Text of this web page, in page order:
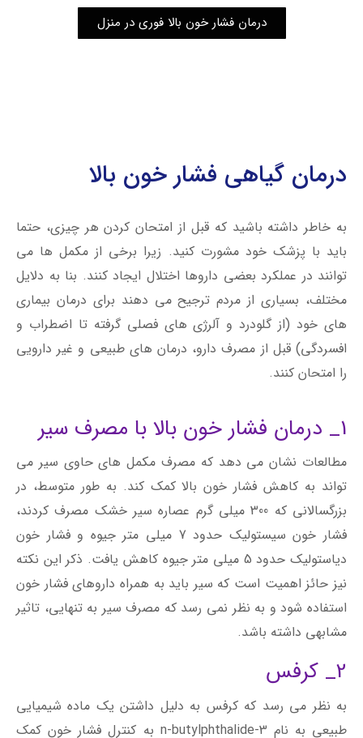
درمان فشار خون بالا فوری در منزل
درمان گیاهی فشار خون بالا
به خاطر داشته باشید که قبل از امتحان کردن هر چیزی، حتما
باید با پزشک خود مشورت کنید. زیرا برخی از مکمل ها می
توانند در عملکرد بعضی داروها اختلال ایجاد کنند. بنا به دلایل
مختلف، بسیاری از مردم ترجیح می دهند برای درمان بیماری
های خود (از گلودرد و آلرژی های فصلی گرفته تا اضطراب و
افسردگی) قبل از مصرف دارو، درمان های طبیعی و غیر دارویی
را امتحان کنند.
1_ درمان فشار خون بالا با مصرف سیر
مطالعات نشان می دهد که مصرف مکمل های حاوی سیر می
تواند به کاهش فشار خون بالا کمک کند. به طور متوسط، در
بزرگسالانی که 300 میلی گرم عصاره سیر خشک مصرف کردند،
فشار خون سیستولیک حدود 7 میلی متر جیوه و فشار خون
دیاستولیک حدود 5 میلی متر جیوه کاهش یافت. ذکر این نکته
نیز حائز اهمیت است که سیر باید به همراه داروهای فشار خون
استفاده شود و به نظر نمی رسد که مصرف سیر به تنهایی، تاثیر
مشابهی داشته باشد.
2_ کرفس
به نظر می رسد که کرفس به دلیل داشتن یک ماده شیمیایی
طبیعی به نام 3-n-butylphthalide به کنترل فشار خون کمک